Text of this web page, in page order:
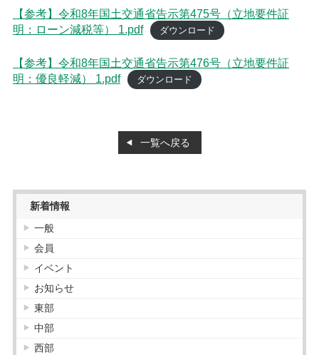
【参考】令和8年国土交通省告示第475号（立地要件証
明：ローン減税等） 1.pdf
ダウンロード
【参考】令和8年国土交通省告示第476号（立地要件証
明：優良軽減） 1.pdf
ダウンロード
一覧へ戻る
新着情報
一般
会員
イベント
お知らせ
東部
中部
西部